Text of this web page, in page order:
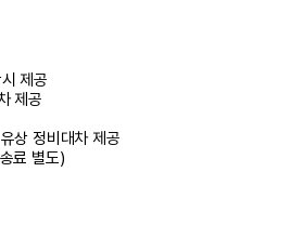
제공
제공
상 정비대차 제공
료 별도)